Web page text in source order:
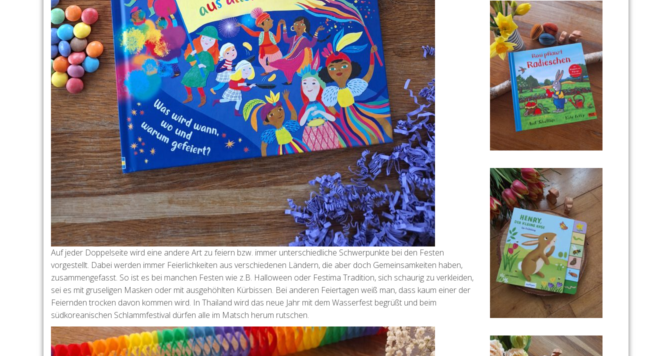
Auf jeder Doppelseite wird eine andere Art zu feiern bzw. immer unterschiedliche Schwerpunkte bei den Festen
vorgestellt. Dabei werden immer Feierlichkeiten aus verschiedenen Ländern, die aber doch Gemeinsamkeiten haben,
zusammengefasst. So ist es bei manchen Festen wie z.B. Halloween oder Festima Tradition, sich schaurig zu verkleiden,
sei es mit gruseligen Masken oder mit ausgehöhlten Kürbissen. Bei anderen Feiertagen weiß man, dass kaum einer der
Feiernden trocken davon kommen wird. In Thailand wird das neue Jahr mit dem Wasserfest begrüßt und beim
südkoreanischen Schlammfestival dürfen alle im Matsch herum rutschen.